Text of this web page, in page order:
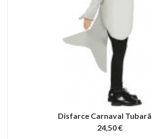
Disfarce Carnaval
24,50 €